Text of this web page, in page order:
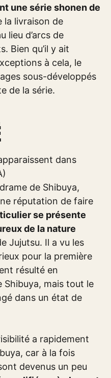
une série shonen de
la livraison de
lieu d’arcs de
Bien qu’il y ait
à cela, le
sous-développés
de la série.
dans
de Shibuya,
réputation de faire
se présente
de la nature
Jujutsu. Il a vu les
pour la première
résulté en
Shibuya, mais tout le
dans un état de
a rapidement
car à la fois
devenus un peu